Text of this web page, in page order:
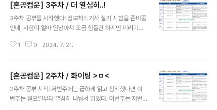
지 않은 프로세스들을 임시로 보조기억장치 일부 영역으로
쫓아내고, 그렇게 해서 생긴 메모리상의 빈 공간에 또 다른
프로세스를 적재하여 실행하는 방식을 스와핑이라고 한다.
역 스왑 아웃 현재 실행되지 않는 프로세스가 메모리에서
[혼공컴운] 3주차 / 더 열심히..!
3주차 공부를 시작했다! 정보처리기사 실기 시험을 준비중
인데, 시험이 얼마 안남아서 조금 힘들긴 하지만 미리미리
고 정처기 기출을 공부하는데 RAID가 첫번째 문제로 딱!
으면 한달이 지나도 못 했을 것 같은데.. 신청하길 너무 잘
했다는 생각이 든다! 담주까지하면 한 주 쉬니까 더 열심히
해야징 화이팅~~ Chapter 06 메모리와 캐시 메모리06
1 0 2024. 7. 21.
[혼공컴운] 2주차 / 화이팅 >ㅁ<
2주차 공부 시작! 저번주에는 급하게 읽고 정리했다면 이
번주는 월요일부터 열심히 나눠서 읽었다. 이번주는 저번